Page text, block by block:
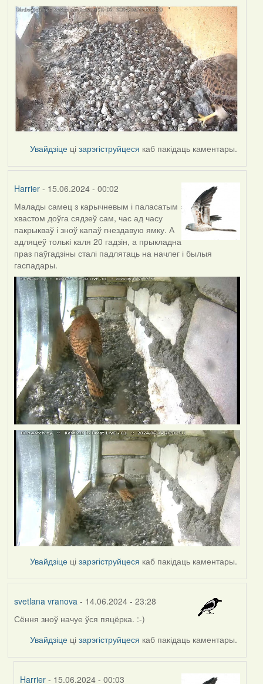
Увайдзіце цізарэгіструйцеся каб пакідаць каментары.
Harrier- 15.06.2024 - 00:02
Малады самец з карычневым і паласатым
хвастом доўга сядзеў сам, час ад часу
пакрыкваў і зноў капаў гнездавую ямку. А
адляцеў толькі каля 20 гадзін, а прыкладна
праз паўгадзіны сталі падлятаць на начлег і былыя
гаспадары.
Увайдзіце цізарэгіструйцеся каб пакідаць каментары.
svetlana vranova- 14.06.2024 - 23:28
Сёння зноў начуе ўся пяцёрка. :-)
Увайдзіце цізарэгіструйцеся каб пакідаць каментары.
Harrier - 15.06.2024 - 00:03